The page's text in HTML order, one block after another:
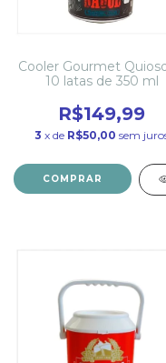
Cooler Gourmet
10 latas de 350 ml
R$149,99
3 x de R$50,00 sem